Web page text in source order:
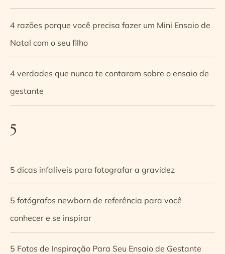
4 razões porque você precisa fazer um Mini Ensaio de
Natal com o seu filho
4 verdades que nunca te contaram sobre o ensaio de
gestante
5
5 dicas infalíveis para fotografar a gravidez
5 fotógrafos newborn de referência para você
conhecer e se inspirar
5 Fotos de Inspiração Para Seu Ensaio de Gestante